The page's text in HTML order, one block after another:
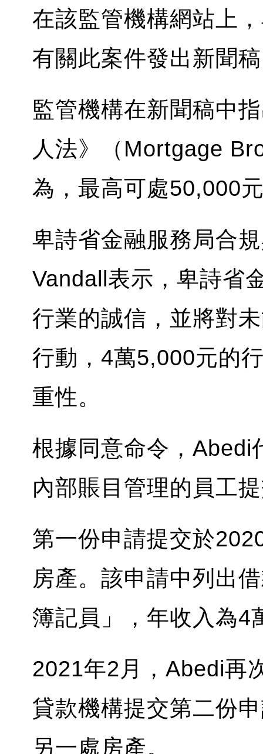
在該監管機構網站上
有關此案件發出新聞
監管機構在新聞稿中
人法》（Mortgage
為，最高可處50,000
卑詩省金融服務局合
Vandall表示，卑詩省
行業的誠信，並將對
行動，4萬5,000元的
重性。
根據同意命令，Abedi
內部賬目管理的員工
第一份申請提交於
房產。該申請中列出
簿記員」，年收入為4
2021年2月，Abedi再
貸款機構提交第二份
另一處房產。